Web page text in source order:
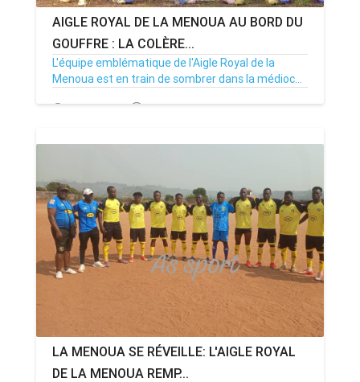
AIGLE ROYAL DE LA MENOUA AU BORD DU
GOUFFRE : LA COLÈRE...
L'équipe emblématique de l'Aigle Royal de la
Menoua est en train de sombrer dans la médioc...
19/02/25 Par MenouActu 0
LA MENOUA SE RÉVEILLE: L'AIGLE ROYAL
DE LA MENOUA REMP...